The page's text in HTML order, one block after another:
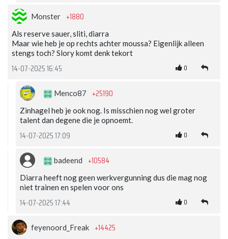
Monster +1880
Als reserve sauer, sliti, diarra
Maar wie heb je op rechts achter moussa? Eigenlijk alleen
stengs toch? Slory komt denk tekort
14-07-2025 16:45 0
Menco87 +25190
Zinhagel heb je ook nog. Is misschien nog wel groter
talent dan degene die je opnoemt.
14-07-2025 17:09 0
badeend +10584
Diarra heeft nog geen werkvergunning dus die mag nog
niet trainen en spelen voor ons
14-07-2025 17:44 0
feyenoord_Freak +14425